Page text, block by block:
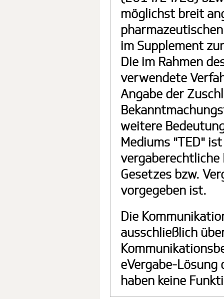
möglichst breit
im Supplement
Die im Rahmen
verwendete
Angabe der
weitere
Mediums "TED"
vergaberechtliche
Gesetzes bzw.
vorgegeben ist.
Die
ausschließlich
eVergabe-
haben keine